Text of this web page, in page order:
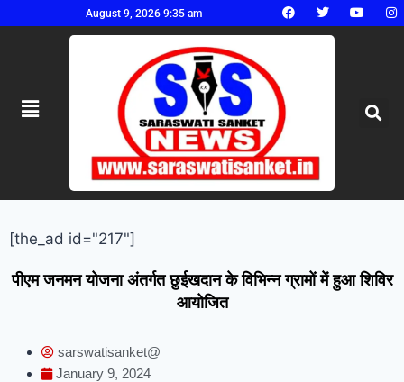
August 9, 2026 9:35 am
[the_ad id="217"]
पीएम जनमन योजना अंतर्गत छुईखदान के विभिन्न ग्रामों में हुआ शिविर
आयोजित
sarswatisanket@
January 9, 2024